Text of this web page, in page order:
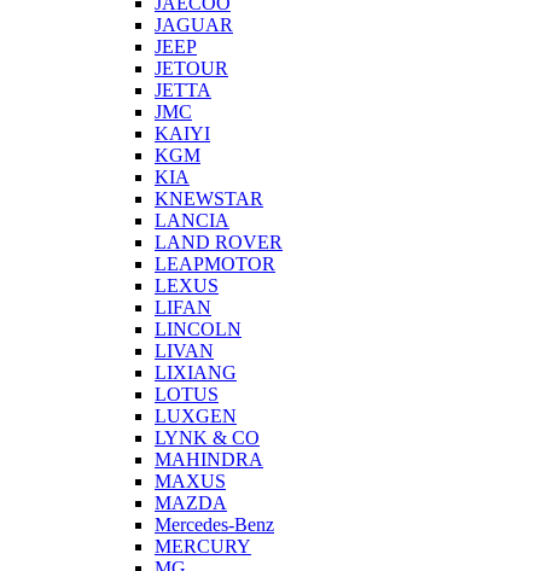
JAGUAR
JEEP
JETOUR
JETTA
JMC
KAIYI
KGM
KIA
KNEWSTAR
LANCIA
LAND ROVER
LEAPMOTOR
LEXUS
LIFAN
LINCOLN
LIVAN
LIXIANG
LOTUS
LUXGEN
LYNK & CO
MAHINDRA
MAXUS
MAZDA
Mercedes-Benz
MERCURY